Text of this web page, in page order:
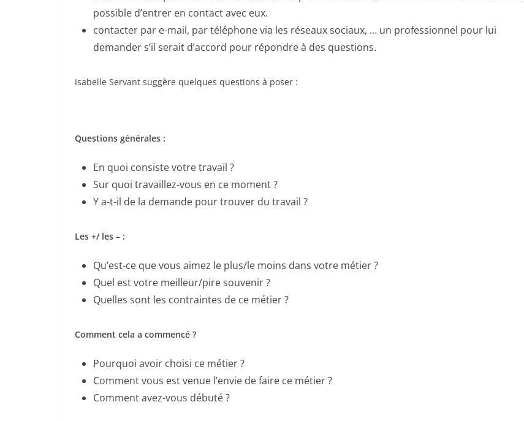
possible d’entrer en contact avec eux.
contacter par e-mail, par téléphone via les réseaux sociaux, … un professionnel pour lui
demander s’il serait d’accord pour répondre à des questions.
Isabelle Servant suggère quelques questions à poser :
Questions générales :
En quoi consiste votre travail ?
Sur quoi travaillez-vous en ce moment ?
Y a-t-il de la demande pour trouver du travail ?
Les +/ les – :
Qu’est-ce que vous aimez le plus/le moins dans votre métier ?
Quel est votre meilleur/pire souvenir ?
Quelles sont les contraintes de ce métier ?
Comment cela a commencé ?
Pourquoi avoir choisi ce métier ?
Comment vous est venue l’envie de faire ce métier ?
Comment avez-vous débuté ?